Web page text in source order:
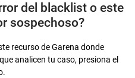
del blacklist o este
sospechoso?
recurso de Garena donde
analicen tu caso, presiona el